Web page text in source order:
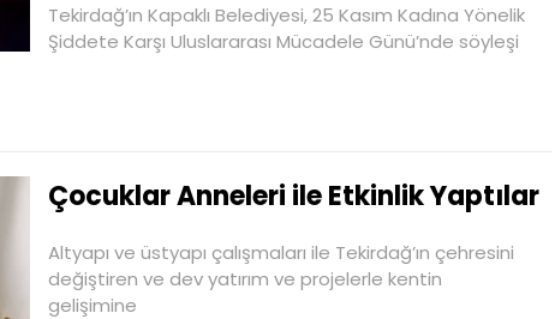
Tekirdağ’ın Kapaklı Belediyesi, 25 Kasım Kadına Yönelik
Şiddete Karşı Uluslararası Mücadele Günü’nde söyleşi
Çocuklar Anneleri ile Etkinlik Yaptılar
Altyapı ve üstyapı çalışmaları ile Tekirdağ’ın çehresini
değiştiren ve dev yatırım ve projelerle kentin
gelişimine